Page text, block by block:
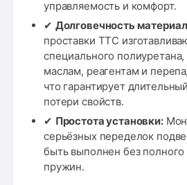
управляемость и комфорт.
✔ Долговечность
проставки TTC
специального полиуретана,
маслам, реагентам и
что гарантирует
потери свойств.
✔ Простота установки:
серьёзных переделок
быть выполнен без
пружин.